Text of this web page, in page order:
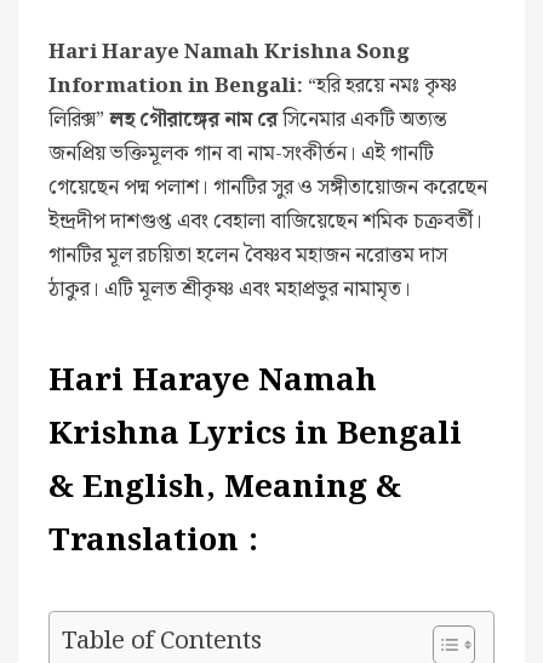
Hari Haraye Namah Krishna Song
Information in Bengali: “হরি হরয়ে নমঃ কৃষ্ণ
লিরিক্স”লহ গৌরাঙ্গের নাম রেসিনেমার একটি অত্যন্ত
জনপ্রিয় ভক্তিমূলক গান বা নাম-সংকীর্তন। এই গানটি
গেয়েছেন পদ্ম পলাশ। গানটির সুর ও সঙ্গীতায়োজন করেছেন
ইন্দ্রদীপ দাশগুপ্ত এবং বেহালা বাজিয়েছেন শমিক চক্রবর্তী।
গানটির মূল রচয়িতা হলেন বৈষ্ণব মহাজন নরোত্তম দাস
ঠাকুর। এটি মূলত শ্রীকৃষ্ণ এবং মহাপ্রভুর নামামৃত।
Hari Haraye Namah
Krishna Lyrics in Bengali
& English, Meaning &
Translation :
Table of Contents